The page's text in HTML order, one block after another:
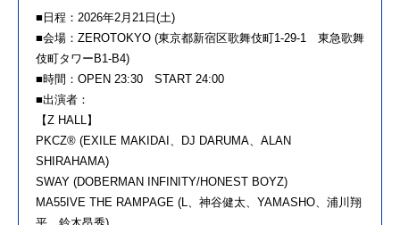
■日程：2026年2月21日(土)
■会場：ZEROTOKYO (東京都新宿区歌舞伎町1-29-1 東急歌舞
伎町タワーB1-B4)
■時間：OPEN 23:30 START 24:00
■出演者：
【Z HALL】
PKCZ® (EXILE MAKIDAI、DJ DARUMA、ALAN
SHIRAHAMA)
SWAY (DOBERMAN INFINITY/HONEST BOYZ)
MA55IVE THE RAMPAGE (L、神谷健太、YAMASHO、浦川翔